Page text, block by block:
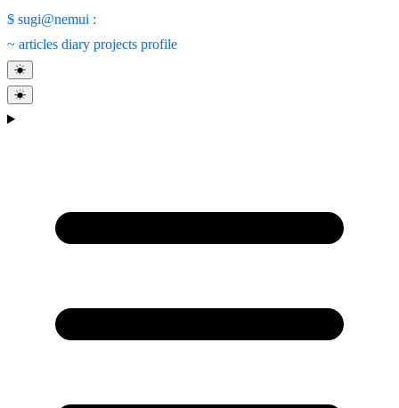
$ sugi@nemui :
~ articles diary projects profile
☀
☀